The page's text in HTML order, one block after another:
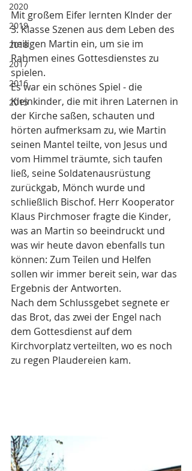
2020
2019
2018
2017
2016
2015
Mit großem Eifer lernten KInder der
3. Klasse Szenen aus dem Leben des
heiligen Martin ein, um sie im
Rahmen eines Gottesdienstes zu
spielen.
Es war ein schönes Spiel - die
Kleinkinder, die mit ihren Laternen in
der Kirche saßen, schauten und
hörten aufmerksam zu, wie Martin
seinen Mantel teilte, von Jesus und
vom Himmel träumte, sich taufen
ließ, seine Soldatenausrüstung
zurückgab, Mönch wurde und
schließlich Bischof. Herr Kooperator
Klaus Pirchmoser fragte die Kinder,
was an Martin so beeindruckt und
was wir heute davon ebenfalls tun
können: Zum Teilen und Helfen
sollen wir immer bereit sein, war das
Ergebnis der Antworten.
Nach dem Schlussgebet segnete er
das Brot, das zwei der Engel nach
dem Gottesdienst auf dem
Kirchvorplatz verteilten, wo es noch
zu regen Plaudereien kam.